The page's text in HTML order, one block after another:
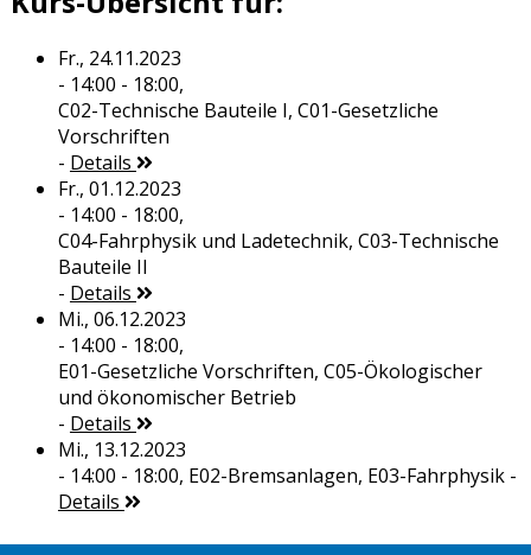
Fr., 24.11.2023
- 14:00 - 18:00,
C02-Technische Bauteile I, C01-Gesetzliche
Vorschriften
- Details
Fr., 01.12.2023
- 14:00 - 18:00,
C04-Fahrphysik und Ladetechnik, C03-Technische
Bauteile II
- Details
Mi., 06.12.2023
- 14:00 - 18:00,
E01-Gesetzliche Vorschriften, C05-Ökologischer
und ökonomischer Betrieb
- Details
Mi., 13.12.2023
- 14:00 - 18:00, E02-Bremsanlagen, E03-Fahrphysik-
Details